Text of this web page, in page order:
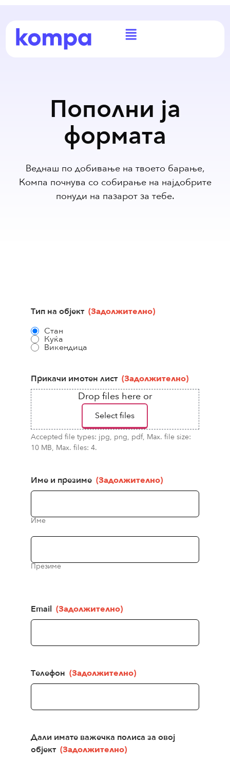
Пополни ја
формата
Веднаш по добивање на твоето барање,
Компа почнува со собирање на најдобрите
понуди на пазарот за тебе.
Тип на објект (Задолжително)
Стан
Куќа
Викендица
Прикачи имотен лист (Задолжително)
Drop files here or
Select files
Accepted file types: jpg, png, pdf, Max. file size:
10 MB, Max. files: 4.
Име и презиме (Задолжително)
Име
Презиме
Email (Задолжително)
Телефон (Задолжително)
Дали имате важечка полиса за овој
објект (Задолжително)